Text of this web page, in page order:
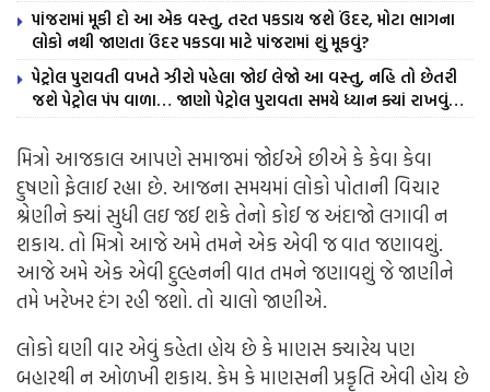
પાંજરામાં મૂકી દો આ એક વસ્તુ, તરત પકડાય જશે ઉંદર, મોટા ભાગના
લોકો નથી જાણતા ઉંદર પકડવા માટે પાંજરામાં શું મૂકવું?
પેટ્રોલ પુરાવતી વખતે ઝીરો પહેલા જોઈ લેજો આ વસ્તુ, નહિ તો છેતરી
જશે પેટ્રોલ પંપ વાળા… જાણો પેટ્રોલ પુરાવતા સમયે ધ્યાન ક્યાં રાખવું…
મિત્રો આજકાલ આપણે સમાજમાં જોઈએ છીએ કે કેવા કેવા
દુષણો ફેલાઈ રહ્યા છે. આજના સમયમાં લોકો પોતાની વિચાર
શ્રેણીને ક્યાં સુધી લઇ જઈ શકે તેનો કોઈ જ અંદાજો લગાવી ન
શકાય. તો મિત્રો આજે અમે તમને એક એવી જ વાત જણાવશું.
આજે અમે એક એવી દુલ્હનની વાત તમને જણાવશું જે જાણીને
તમે ખરેખર દંગ રહી જશો. તો ચાલો જાણીએ.
લોકો ઘણી વાર એવું કહેતા હોય છે કે માણસ ક્યારેય પણ
બહારથી ન ઓળખી શકાય. કેમ કે માણસની પ્રકૃતિ એવી હોય છે